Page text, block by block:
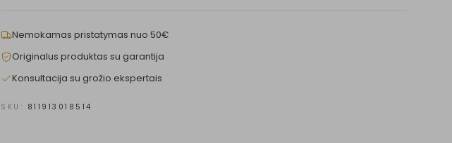
Nemokamas pristatymas nuo 50€
Originalus produktas su garantija
Konsultacija su grožio ekspertais
SKU: 811913018514